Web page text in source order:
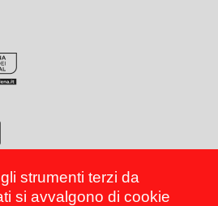
strumenti terzi da
si avvalgono di cookie